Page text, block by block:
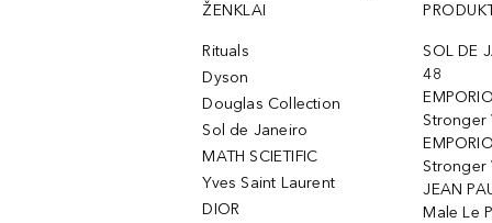
ŽENKLAI
Rituals
Dyson
Douglas Collection
Sol de Janeiro
MATH SCIETIFIC
Yves Saint Laurent
DIOR
SOL DE
48
Stronger
Stronger
JEAN
Male Le